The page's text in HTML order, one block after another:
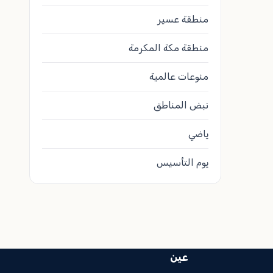
منطقة عسير
منطقة مكة المكرمة
منوعات عالمية
نبض المناطق
ياضي
يوم التأسيس
عين